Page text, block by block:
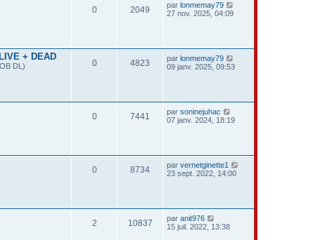
0 2049 par lonmemay79
27 nov. 2025, 04:09
+ DEAD
DL)
0 4823 par lonmemay79
09 janv. 2025, 09:53
0 7441 par soninejuhac
07 janv. 2024, 18:19
0 8734 par vernetginette1
23 sept. 2022, 14:00
2 10837 par anit976
15 juil. 2022, 13:38